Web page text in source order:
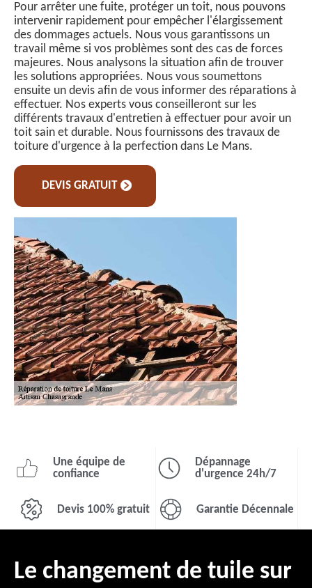
Pour arrêter une fuite, protéger un toit, nous pouvons
intervenir rapidement pour empêcher l'élargissement
des dommages actuels. Nous vous garantissons un
travail même si vos problèmes sont des cas de forces
majeures. Nous analysons la situation afin de trouver
les solutions appropriées. Nous vous soumettons
ensuite un devis afin de vous informer des réparations à
effectuer. Nos experts vous conseilleront sur les
différents travaux d'entretien à effectuer pour avoir un
toit sain et durable. Nous fournissons des travaux de
toiture d'urgence à la perfection dans Le Mans.
DEVIS GRATUIT
Une équipe de
confiance
Dépannage
d'urgence 24h/7
Devis 100% gratuit Garantie Décennale
Le changement de tuile sur